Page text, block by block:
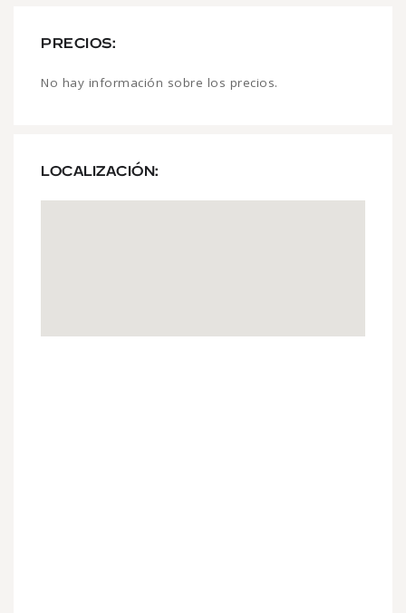
PRECIOS:
No hay información sobre los precios.
LOCALIZACIÓN: